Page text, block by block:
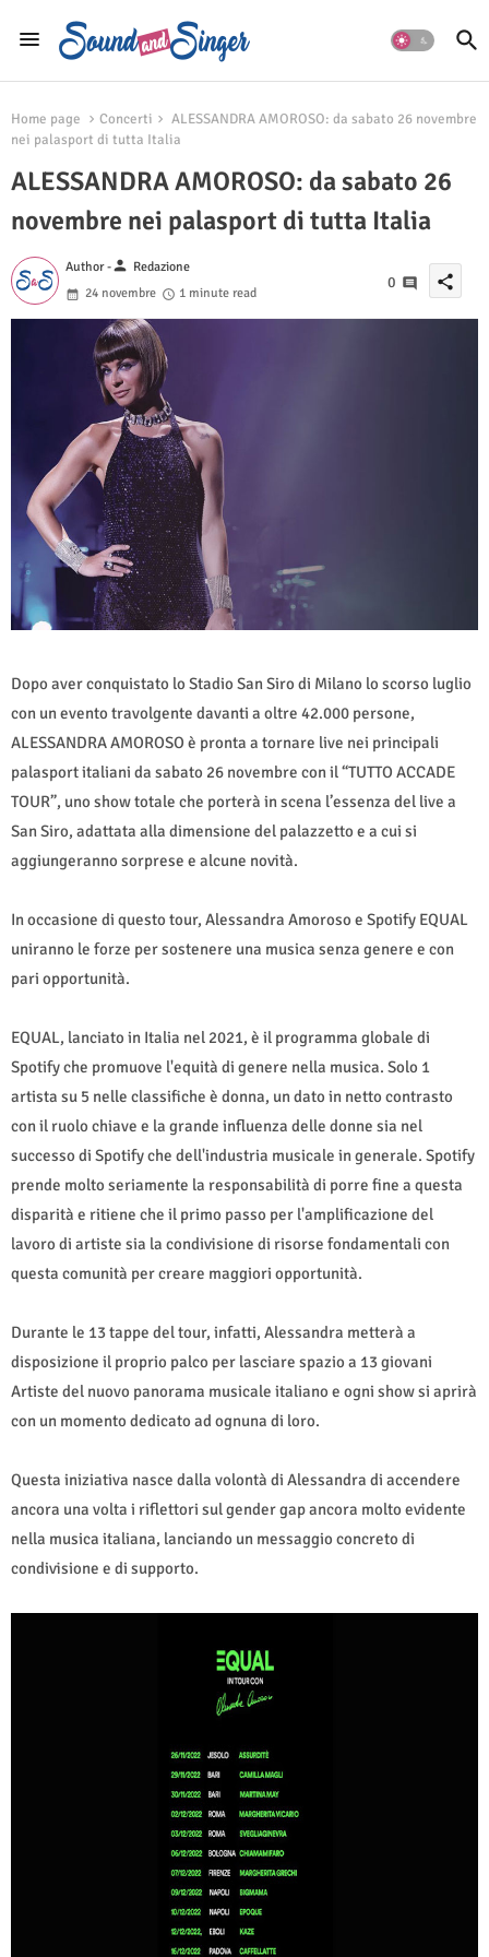
Home page Concerti
ALESSANDRA AMOROSO: da sabato 26 novembre
nei palasport di tutta Italia
ALESSANDRA AMOROSO: da sabato 26
novembre nei palasport di tutta Italia
Author -person Redazione
24 novembre
1 minute read
0 share
Dopo aver conquistato lo Stadio San Siro di Milano lo scorso luglio
con un evento travolgente davanti a oltre 42.000 persone,
ALESSANDRA AMOROSO è pronta a tornare live nei principali
palasport italiani da sabato 26 novembre con il “TUTTO ACCADE
TOUR”, uno show totale che porterà in scena l’essenza del live a
San Siro, adattata alla dimensione del palazzetto e a cui si
aggiungeranno sorprese e alcune novità.
In occasione di questo tour, Alessandra Amoroso e Spotify EQUAL
uniranno le forze per sostenere una musica senza genere e con
pari opportunità.
EQUAL, lanciato in Italia nel 2021, è il programma globale di
Spotify che promuove l'equità di genere nella musica. Solo 1
artista su 5 nelle classifiche è donna, un dato in netto contrasto
con il ruolo chiave e la grande influenza delle donne sia nel
successo di Spotify che dell'industria musicale in generale. Spotify
prende molto seriamente la responsabilità di porre fine a questa
disparità e ritiene che il primo passo per l'amplificazione del
lavoro di artiste sia la condivisione di risorse fondamentali con
questa comunità per creare maggiori opportunità.
Durante le 13 tappe del tour, infatti, Alessandra metterà a
disposizione il proprio palco per lasciare spazio a 13 giovani
Artiste del nuovo panorama musicale italiano e ogni show si aprirà
con un momento dedicato ad ognuna di loro.
Questa iniziativa nasce dalla volontà di Alessandra di accendere
ancora una volta i riflettori sul gender gap ancora molto evidente
nella musica italiana, lanciando un messaggio concreto di
condivisione e di supporto.